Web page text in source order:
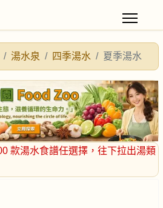
湯水泉 四季湯水 夏季湯水
款湯水食譜任選擇 ，往下拉出湯類